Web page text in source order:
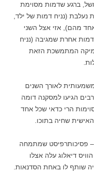
ברגע שדמות מסוימת
נעלבת (נניח דמות של ילד,
מהם), אזי אצל השני
אחרת שמגיבה (נניח
המתמשכת הזאת
לאורך השנים
הגיעו למסקנה דומה
הרי כדאי שכל אחד
שחיה בתוכו.
– פסיכותרפיסט שמתמחה
דיאלוג עלה אצלו
שותף לו באחת הסדנאות.